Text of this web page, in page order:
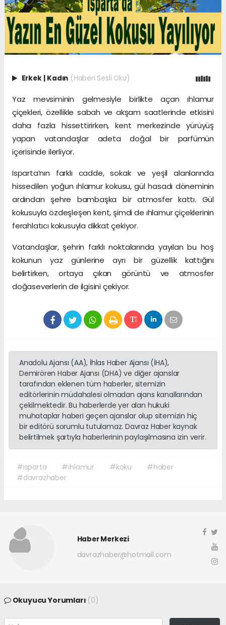
Erkek | Kadın (Haberi Sesli Oku)
Yaz mevsiminin gelmesiyle birlikte açan ıhlamur
çiçekleri, özellikle sabah ve akşam saatlerinde etkisini
daha fazla hissettirirken, kent merkezinde yürüyüş
yapan vatandaşlar adeta doğal bir parfümün
içerisinde ilerliyor.
Isparta’nın farklı cadde, sokak ve yeşil alanlarında
hissedilen yoğun ıhlamur kokusu, gül hasadı döneminin
ardından şehre bambaşka bir atmosfer kattı. Gül
kokusuyla özdeşleşen kent, şimdi de ıhlamur çiçeklerinin
ferahlatıcı kokusuyla dikkat çekiyor.
Vatandaşlar, şehrin farklı noktalarında yayılan bu hoş
kokunun yaz günlerine ayrı bir güzellik kattığını
belirtirken, ortaya çıkan görüntü ve atmosfer
doğaseverlerin de ilgisini çekiyor.
Anadolu Ajansı (AA), İhlas Haber Ajansı (İHA),
Demirören Haber Ajansı (DHA) ve diğer ajanslar
tarafından eklenen tüm haberler, sitemizin
editörlerinin müdahalesi olmadan ajans kanallarından
çekilmektedir. Bu haberlerde yer alan hukuki
muhataplar haberi geçen ajanslar olup sitemizin hiç
bir editörü sorumlu tutulamaz. Davraz Haber kaynak
belirtilmek şartıyla haberlerinin paylaşılmasına izin verir.
#ısparta #ıhlamur #koku
#haber
#davrazhaber
Haber Merkezi
davrazhaber@hotmail.com
Okuyucu Yorumları (0)